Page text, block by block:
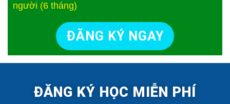
người (6 tháng)
ĐĂNG KÝ NGAY
ĐĂNG KÝ HỌC MIỄN PHÍ